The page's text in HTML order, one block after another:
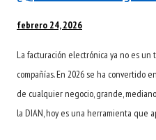
febrero 24, 2026
La facturación electrónica ya no es
compañías. En 2026 se ha convertido
de cualquier negocio, grande,
la DIAN, hoy es una herramienta que